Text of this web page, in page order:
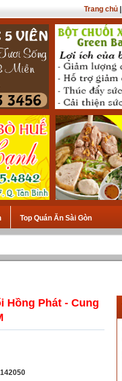
Trang chủ
Top Quán Ăn Sài Gòn
Hồng Phát - Cung